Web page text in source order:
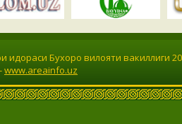
идораси Бухоро вилояти вакиллиги
-www.areainfo.uz